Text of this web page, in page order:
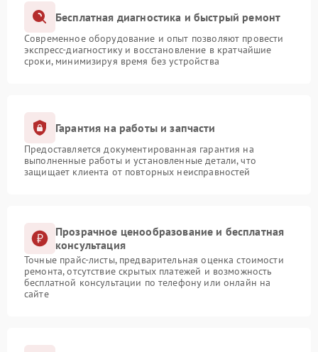
Бесплатная диагностика и быстрый ремонт
Современное оборудование и опыт позволяют провести
экспресс-диагностику и восстановление в кратчайшие
сроки, минимизируя время без устройства
Гарантия на работы и запчасти
Предоставляется документированная гарантия на
выполненные работы и установленные детали, что
защищает клиента от повторных неисправностей
Прозрачное ценообразование и бесплатная
консультация
Точные прайс-листы, предварительная оценка стоимости
ремонта, отсутствие скрытых платежей и возможность
бесплатной консультации по телефону или онлайн на
сайте